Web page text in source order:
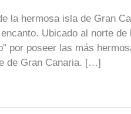
la hermosa isla de Gran
Ubicado al norte
por poseer las más
de Gran Canaria. […]